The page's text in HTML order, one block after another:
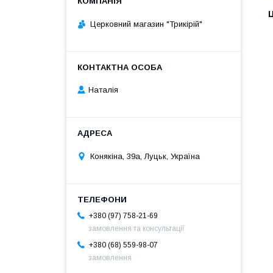
Церковний магазин "Трикірій"
Наталія
Конякіна, 39а, Луцьк, Україна
+380 (97) 758-21-69
замовлення та консультації
+380 (68) 559-98-07
замовлення